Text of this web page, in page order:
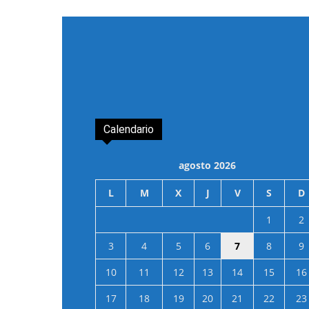
Calendario
agosto 2026
L M X J V S D
1
2
3
4 5 6 7 8
9
10
11 12 13 14 15
16
17
18 19 20 21 22
23